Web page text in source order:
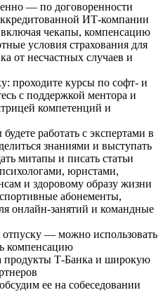
— по договоренности
ИТ-компании
чекапы, компенсацию
условия страхования для
от несчастных случаев и
проходите курсы по софт- и
с поддержкой ментора и
компетенций и
работать с экспертами в
знаниями и выступать
митапы и писать статьи
юристами,
и здоровому образу жизни
абонементы,
онлайн-занятий и командные
— можно использовать
компенсацию
продукты Т-Банка и широкую
ее на собеседовании